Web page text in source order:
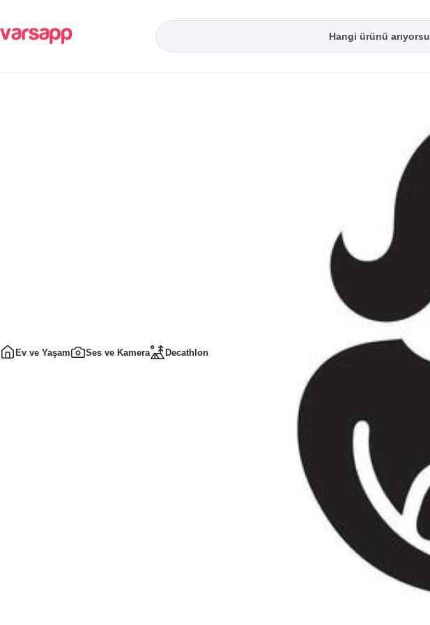
Ev ve Yaşam Ses ve Kamera Decathlon